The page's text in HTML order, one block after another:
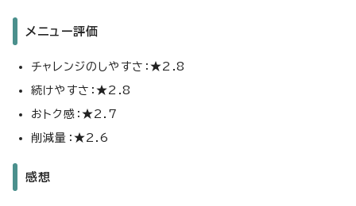
メニュー評価
チャレンジのしやすさ：★2.8
続けやすさ：★2.8
おトク感：★2.7
削減量：★2.6
感想